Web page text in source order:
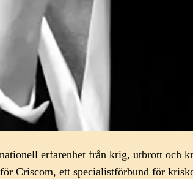
erfarenhet från krig, utbrott och
Criscom, ett specialistförbund för